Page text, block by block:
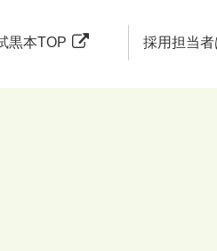
黒本TOP
採用担当者